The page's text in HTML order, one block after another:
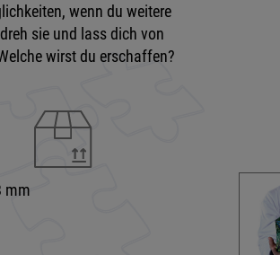
wenn du weitere
sie und lass dich von
wirst du erschaffen?
mm